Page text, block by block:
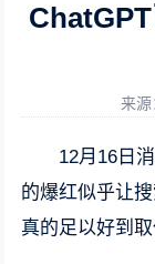
来源
12月16日
的爆红似乎让
真的足以好到取